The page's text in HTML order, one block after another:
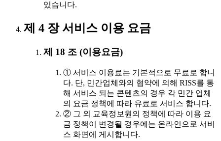
있습니다.
제 4 장 서비스 이용 요금
제 18 조 (이용요금)
① 서비스 이용료는 기본적으로 무료로 합니
다. 단, 민간업체와의 협약에 의해 RISS를 통
해 서비스 되는 콘텐츠의 경우 각 민간 업체
의 요금 정책에 따라 유료로 서비스 합니다.
② 그 외 교육정보원의 정책에 따라 이용 요
금 정책이 변경될 경우에는 온라인으로 서비
스 화면에 게시합니다.